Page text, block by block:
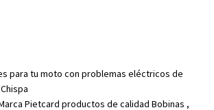
para tu moto con problemas eléctricos de
Pietcard productos de calidad Bobinas ,